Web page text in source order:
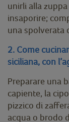
unirli alla
insaporire;
una spolverata
2. Come
siciliana, con
Preparare una
capiente, la
pizzico di
acqua o brodo